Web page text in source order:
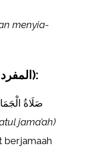
menyia-
Kosakata Penting (المفردات):
صَلَاةُ
jama’ah)
berjamaah